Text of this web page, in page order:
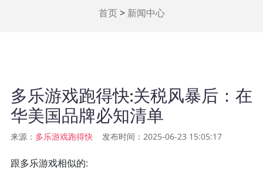
首页> 新闻中心
多乐游戏跑得快:关税风暴后：在
华美国品牌必知清单
来源： 多乐游戏跑得快发布时间：2025-06-23 15:05:17
跟多乐游戏相似的: